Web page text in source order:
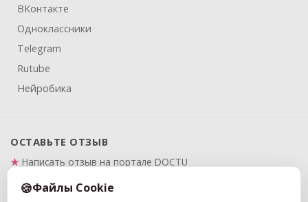
ВКонтакте
Одноклассники
Telegram
Rutube
Нейробика
ОСТАВЬТЕ ОТЗЫВ
Написать отзыв на портале DOCTU
Написать отзыв на Яндекс.Картах
Файлы Cookie